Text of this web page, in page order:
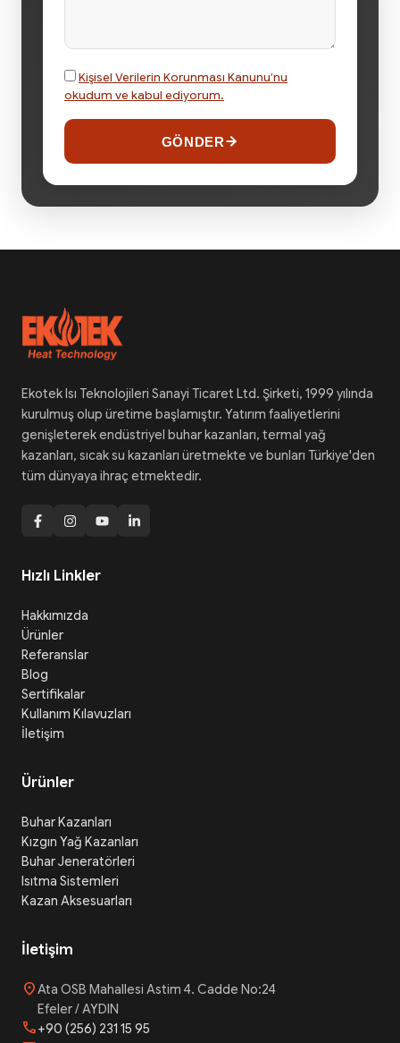
Kişisel Verilerin Korunması Kanunu’nu
okudum ve kabul ediyorum.
GÖNDER
Ekotek Isı Teknolojileri Sanayi Ticaret Ltd. Şirketi, 1999 yılında
kurulmuş olup üretime başlamıştır. Yatırım faaliyetlerini
genişleterek endüstriyel buhar kazanları, termal yağ
kazanları, sıcak su kazanları üretmekte ve bunları Türkiye'den
tüm dünyaya ihraç etmektedir.
Hızlı Linkler
Hakkımızda
Ürünler
Referanslar
Blog
Sertifikalar
Kullanım Kılavuzları
İletişim
Ürünler
Buhar Kazanları
Kızgın Yağ Kazanları
Buhar Jeneratörleri
Isıtma Sistemleri
Kazan Aksesuarları
İletişim
location_onAta OSB Mahallesi Astim 4. Cadde No:24
Efeler / AYDIN
phone+90 (256) 231 15 95